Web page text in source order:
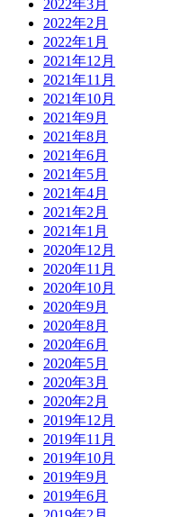
2022年3月
2022年2月
2022年1月
2021年12月
2021年11月
2021年10月
2021年9月
2021年8月
2021年6月
2021年5月
2021年4月
2021年2月
2021年1月
2020年12月
2020年11月
2020年10月
2020年9月
2020年8月
2020年6月
2020年5月
2020年3月
2020年2月
2019年12月
2019年11月
2019年10月
2019年9月
2019年6月